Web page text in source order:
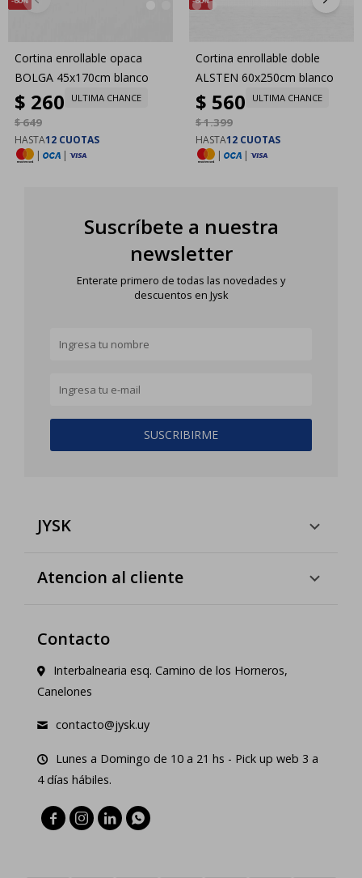
Cortina enrollable opaca
BOLGA 45x170cm blanco
$ 260
$649
ULTIMA CHANCE
HASTA12 CUOTAS
|
|
Cortina enrollable doble
ALSTEN 60x250cm blanco
$ 560
$1.399
ULTIMA CHANCE
HASTA12 CUOTAS
|
|
Suscríbete a nuestra
newsletter
Enterate primero de todas las novedades y
descuentos en Jysk
SUSCRIBIRME
JYSK
Atencion al cliente
Contacto
Interbalnearia esq. Camino de los Horneros,
Canelones
contacto@jysk.uy
Lunes a Domingo de 10 a 21 hs - Pick up web 3 a
4 días hábiles.
   